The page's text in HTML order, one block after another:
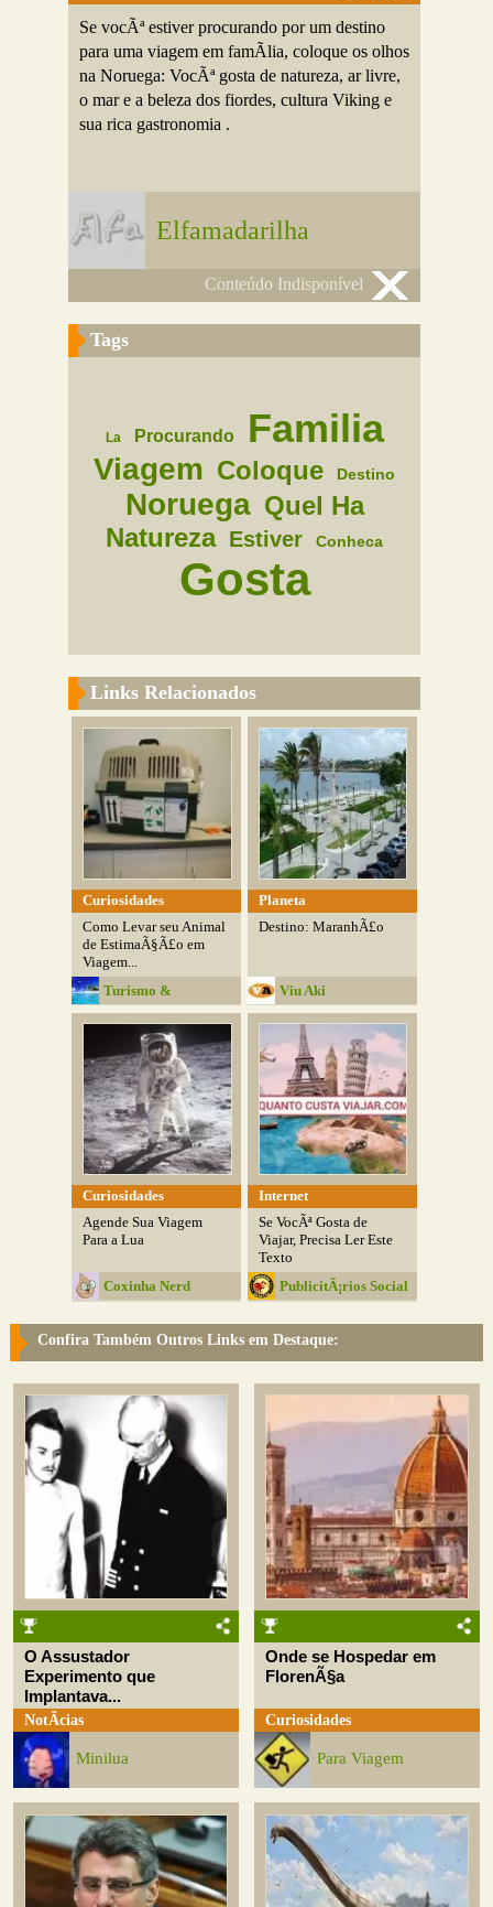
Se vocÃª estiver procurando por um destino
para uma viagem em famÃ­lia, coloque os olhos
na Noruega: VocÃª gosta de natureza, ar livre,
o mar e a beleza dos fiordes, cultura Viking e
sua rica gastronomia .
Elfamadarilha
Conteúdo Indisponível
Tags
La Procurando Familia
Viagem Coloque Destino
Noruega Quel Ha
Natureza Estiver Conheca
Gosta
Links Relacionados
Curiosidades
Como Levar seu Animal
de EstimaÃ§Ã£o em
Viagem...
Turismo &
Variedades
Planeta
Destino: MaranhÃ£o
Viu Aki
Curiosidades
Agende Sua Viagem
Para a Lua
Coxinha Nerd
Internet
Se VocÃª Gosta de
Viajar, Precisa Ler Este
Texto
PublicitÃ¡rios Social
Confira Também Outros Links em Destaque:
O Assustador
Experimento que
Implantava...
NotÃ­cias
Minilua
Onde se Hospedar em
FlorenÃ§a
Curiosidades
Para Viagem